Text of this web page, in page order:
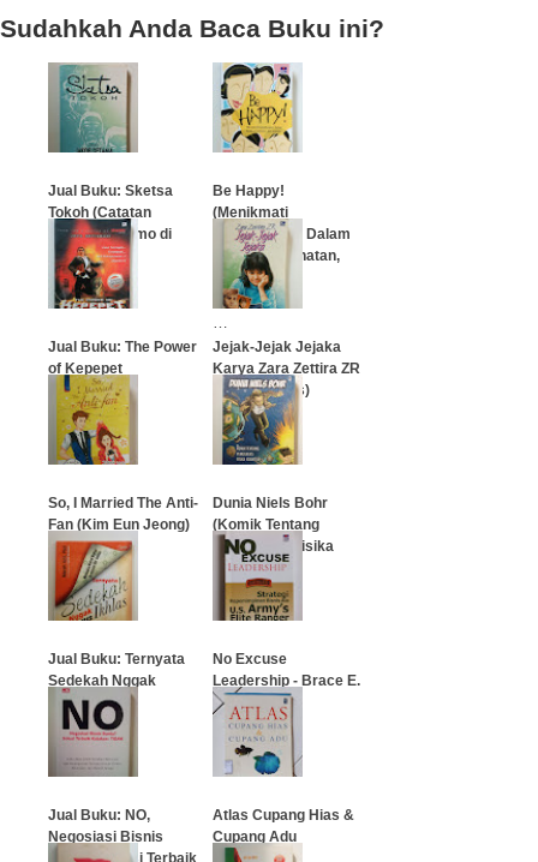
Sudahkah Anda Baca Buku ini?
Jual Buku: Sketsa
Tokoh (Catatan
Jakoeb Oetomo di
Intisari)
…
Be Happy!
(Menikmati
Kebahagiaan Dalam
Karier, Kesehatan,
dan Asmara)
Jual Buku: The Power
of Kepepet
Jejak-Jejak Jejaka
Karya Zara Zettira ZR
(Novel Bekas)
…
So, I Married The Anti-
Fan (Kim Eun Jeong)
…
Dunia Niels Bohr
(Komik Tentang
Penggagas Fisika
Kuantum)
…
Jual Buku: Ternyata
Sedekah Nggak
Harus Ikhlas
No Excuse
Leadership - Brace E.
Barber
Jual Buku: NO,
Negosiasi Bisnis
Buntu? Solusi Terbaik
Atlas Cupang Hias &
Cupang Adu